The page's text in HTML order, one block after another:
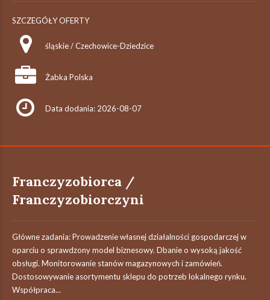
SZCZEGÓŁY OFERTY
śląskie / Czechowice-Dziedzice
Żabka Polska
Data dodania: 2026-08-07
Franczyzobiorca /
Franczyzobiorczyni
Główne zadania: Prowadzenie własnej działalności gospodarczej w
oparciu o sprawdzony model biznesowy. Dbanie o wysoką jakość
obsługi. Monitorowanie stanów magazynowych i zamówień.
Dostosowywanie asortymentu sklepu do potrzeb lokalnego rynku.
Współpraca...